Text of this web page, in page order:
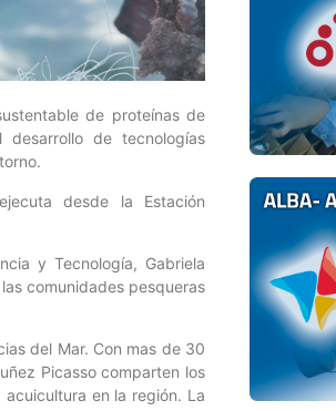
de proteínas de
de tecnologías
desde la Estación
y Tecnología, Gabriela
comunidades pesqueras
del Mar. Con mas de 30
Picasso comparten los
en la región. La